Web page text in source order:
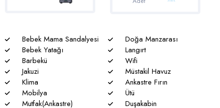
nadiren de olsa elektrik ve su kesintileri yaşanabilmektedir.
Bebek Mama Sandalyesi
Doğa Manzarası
Bebek Yatağı
Langırt
Barbekü
Wifi
Jakuzi
Müstakil Havuz
Klima
Ankastre Fırın
Mobilya
Ütü
Mutfak(Ankastre)
Duşakabin